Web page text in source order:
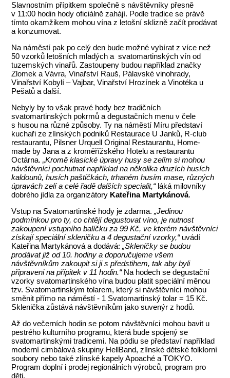
Slavnostním přípitkem společně s návštěvníky přesně
v 11:00 hodin hody oficiálně zahájí. Podle tradice se právě
tímto okamžikem mohou vína z letošní sklizně začít prodávat
a konzumovat.
Na náměstí pak po celý den bude možné vybírat z více než
50 vzorků letošních mladých a svatomartinských vín od
tuzemských vinařů. Zastoupeny budou například značky
Zlomek a Vávra, Vinařství Rauš, Pálavské vinohrady,
Vinařství Kobylí – Vajbar, Vinařství Hrozínek a Vinotéka u
Pešatů a další.
Nebyly by to však pravé hody bez tradičních
svatomartinských pokrmů a degustačních menu v čele
s husou na různé způsoby. Ty na náměstí Míru představí
kuchaři ze zlínských podniků Restaurace U Janků, R-club
restaurantu, Pilsner Urquell Original Restaurantu, Home-
made by Jana a z kroměřížského Hotelu a restaurantu
Octárna.„Kromě klasické úpravy husy se zelím si mohou
návštěvníci pochutnat například na několika druzích husích
kaldounů, husích paštičkách, trhaném husím mase, různých
úpravách zelí a celé řadě dalších specialit,“ láká milovníky
dobrého jídla za organizátory Kateřina Martykánová.
Vstup na Svatomartinské hody je zdarma.„Jedinou
podmínkou pro ty, co chtějí degustovat víno, je nutnost
zakoupení vstupního balíčku za 99 Kč, ve kterém návštěvníci
získají speciální skleničku a 4 degustační vzorky,“uvádí
Kateřina Martykánová a dodává:„Skleničky se budou
prodávat již od 10. hodiny a doporučujeme všem
návštěvníkům zakoupit si ji s předstihem, tak aby byli
připraveni na přípitek v 11 hodin.“Na hodech se degustační
vzorky svatomartinského vína budou platit speciální měnou
tzv. Svatomartinským tolarem, který si návštěvníci mohou
směnit přímo na náměstí - 1 Svatomartinský tolar = 15 Kč.
Sklenička zůstává návštěvníkům jako suvenýr z hodů.
Až do večerních hodin se potom návštěvníci mohou bavit u
pestrého kulturního programu, která bude spojený se
svatomartinskými tradicemi. Na pódiu se představí například
moderní cimbálová skupiny HellBand, zlínské dětské folklorní
soubory nebo také zlínské kapely Apoaché a TOKYO.
Program doplní i prodej regionálních výrobců, program pro
děti.